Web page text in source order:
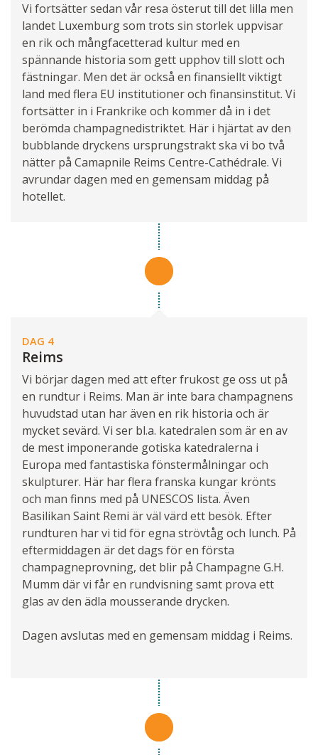
Vi fortsätter sedan vår resa österut till det lilla men
landet Luxemburg som trots sin storlek uppvisar
en rik och mångfacetterad kultur med en
spännande historia som gett upphov till slott och
fästningar. Men det är också en finansiellt viktigt
land med flera EU institutioner och finansinstitut. Vi
fortsätter in i Frankrike och kommer då in i det
berömda champagnedistriktet. Här i hjärtat av den
bubblande dryckens ursprungstrakt ska vi bo två
nätter på Camapnile Reims Centre-Cathédrale. Vi
avrundar dagen med en gemensam middag på
hotellet.
DAG 4
Reims
Vi börjar dagen med att efter frukost ge oss ut på
en rundtur i Reims. Man är inte bara champagnens
huvudstad utan har även en rik historia och är
mycket sevärd. Vi ser bl.a. katedralen som är en av
de mest imponerande gotiska katedralerna i
Europa med fantastiska fönstermålningar och
skulpturer. Här har flera franska kungar krönts
och man finns med på UNESCOS lista. Även
Basilikan Saint Remi är väl värd ett besök. Efter
rundturen har vi tid för egna strövtåg och lunch. På
eftermiddagen är det dags för en första
champagneprovning, det blir på Champagne G.H.
Mumm där vi får en rundvisning samt prova ett
glas av den ädla mousserande drycken.
Dagen avslutas med en gemensam middag i Reims.